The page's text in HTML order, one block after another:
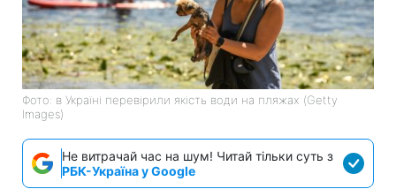
Фото: в Україні перевірили якість води на пляжах (Getty
Images)
Не витрачай час на шум! Читай тільки суть з
РБК-Україна у Google